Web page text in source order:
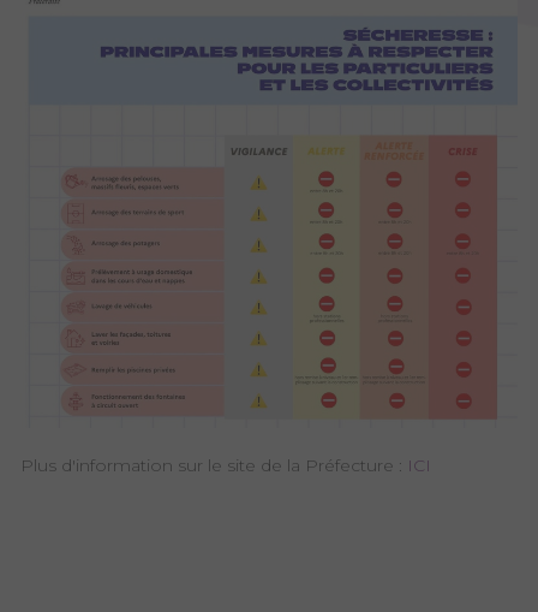
Plus d'information sur le site de la Préfecture : ICI